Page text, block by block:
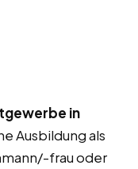
in
Ausbildung als
frau oder